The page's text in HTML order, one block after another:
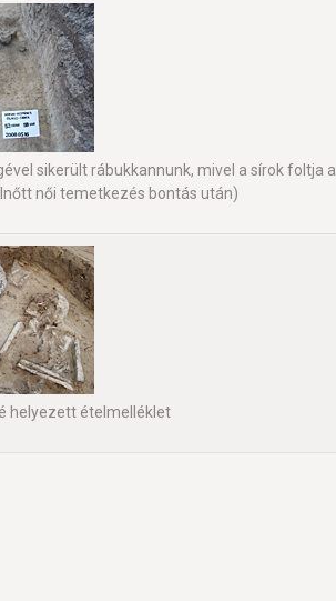
sikerült rábukkannunk, mivel a sírok foltja a
női temetkezés bontás után)
helyezett ételmelléklet